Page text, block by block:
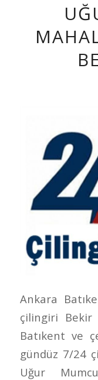
Ankara
çilingiri Bekir
Batıkent ve
gündüz 7/24
Uğur